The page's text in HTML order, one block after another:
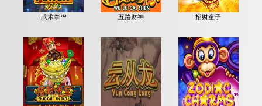
武术拳™ 五路财神 招财童子